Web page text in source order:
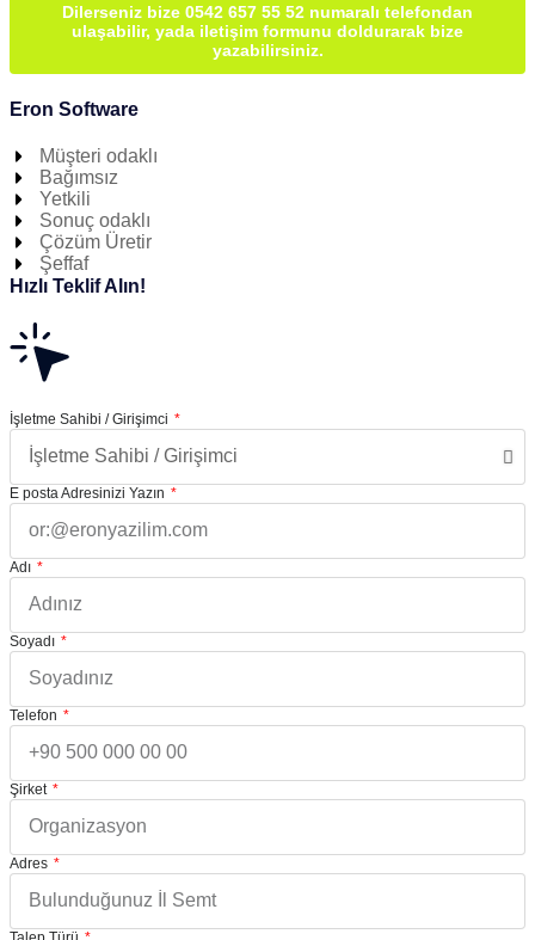
Dilerseniz bize 0542 657 55 52 numaralı telefondan
ulaşabilir, yada iletişim formunu doldurarak bize
yazabilirsiniz.
Eron Software
Müşteri odaklı
Bağımsız
Yetkili
Sonuç odaklı
Çözüm Üretir
Şeffaf
Hızlı Teklif Alın!
İşletme Sahibi / Girişimci
E posta Adresinizi Yazın
Adı
Soyadı
Telefon
Şirket
Adres